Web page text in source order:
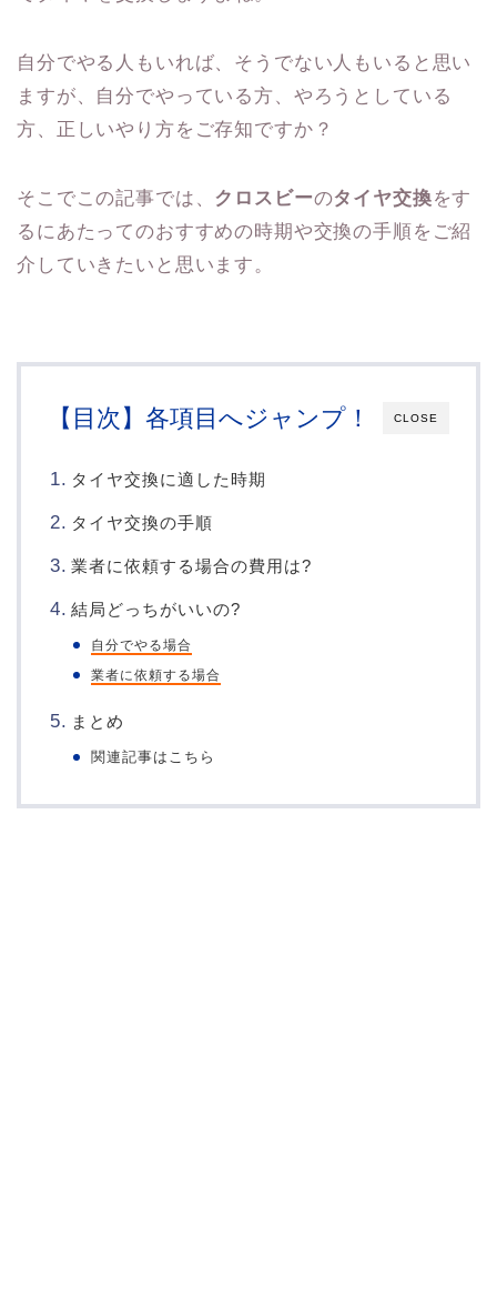
自分でやる人もいれば、そうでない人もいると思い
ますが、自分でやっている方、やろうとしている
方、正しいやり方をご存知ですか？
そこでこの記事では、 クロスビーのタイヤ交換をす
るにあたってのおすすめの時期や交換の手順をご紹
介していきたいと思います。
CLOSE
【目次】各項目へジャンプ！
タイヤ交換に適した時期
タイヤ交換の手順
業者に依頼する場合の費用は?
結局どっちがいいの?
自分でやる場合
業者に依頼する場合
まとめ
関連記事はこちら